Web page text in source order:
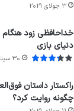
3 جولای 2021
خداحافظی زود هنگام
دنیای بازی
30 سپتامبر 2021
راکستار داستان
چگونه روایت کرد؟